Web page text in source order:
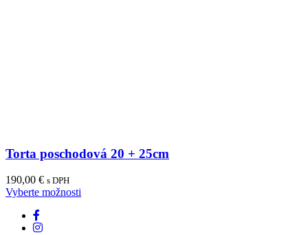
Torta poschodová 20 + 25cm
190,00 € s DPH
Vyberte možnosti